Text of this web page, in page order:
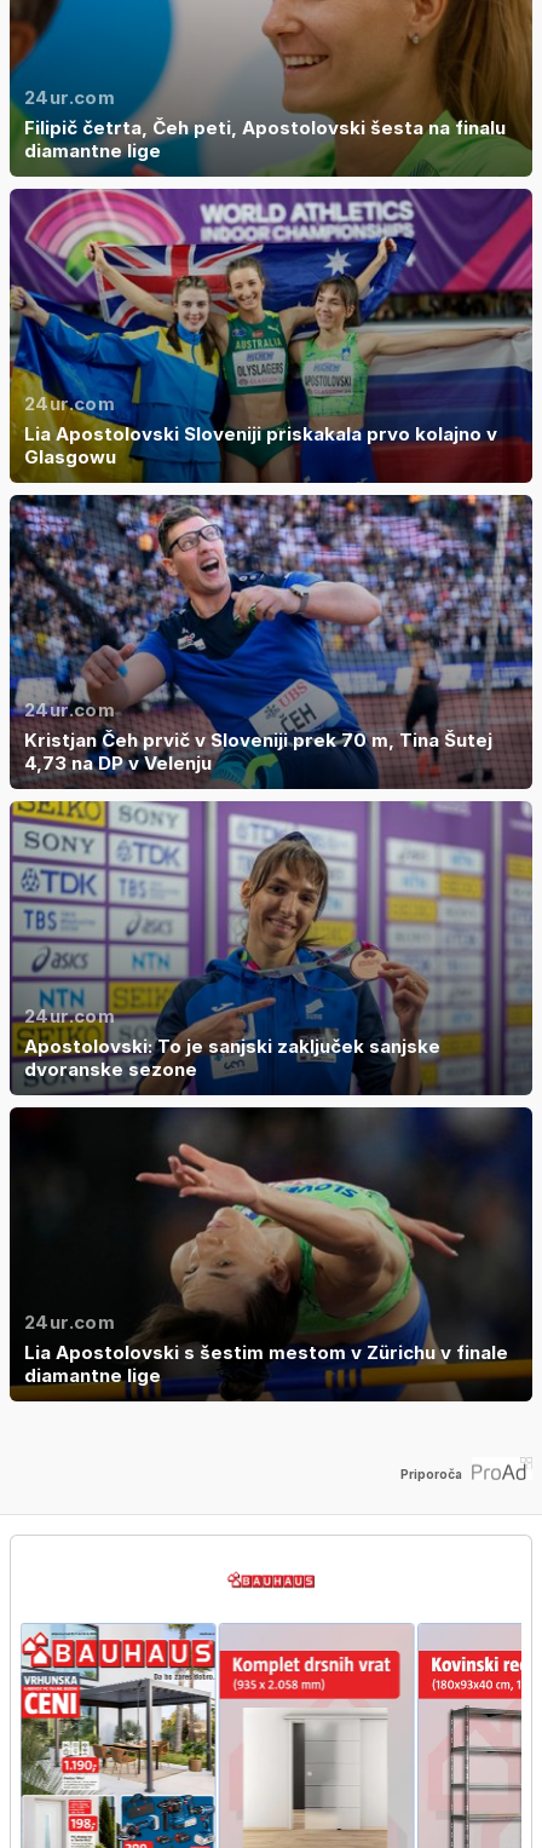
24ur.com
Filipič četrta, Čeh peti, Apostolovski šesta na finalu
diamantne lige
24ur.com
Lia Apostolovski Sloveniji priskakala prvo kolajno v
Glasgowu
24ur.com
Kristjan Čeh prvič v Sloveniji prek 70 m, Tina Šutej
4,73 na DP v Velenju
24ur.com
Apostolovski: To je sanjski zaključek sanjske
dvoranske sezone
24ur.com
Lia Apostolovski s šestim mestom v Zürichu v finale
diamantne lige
Priporoča